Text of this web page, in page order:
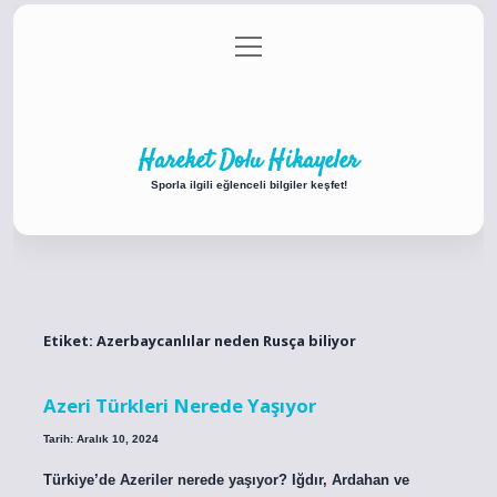
Gizlilik Politikası
menüyü
aç
Hareket Dolu Hikayeler
Sporla ilgili eğlenceli bilgiler keşfet!
Etiket: Azerbaycanlılar neden Rusça biliyor
Azeri Türkleri Nerede Yaşıyor
Tarih: Aralık 10, 2024
Türkiye’de Azeriler nerede yaşıyor? Iğdır, Ardahan ve